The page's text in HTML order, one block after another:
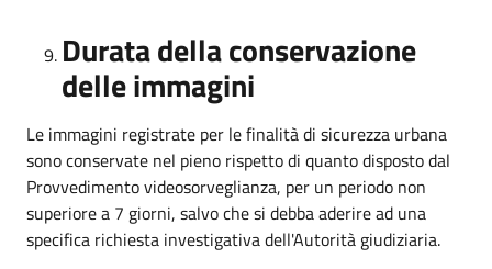
Durata della conservazione
delle immagini
Le immagini registrate per le finalità di sicurezza urbana
sono conservate nel pieno rispetto di quanto disposto dal
Provvedimento videosorveglianza, per un periodo non
superiore a 7 giorni, salvo che si debba aderire ad una
specifica richiesta investigativa dell'Autorità giudiziaria.